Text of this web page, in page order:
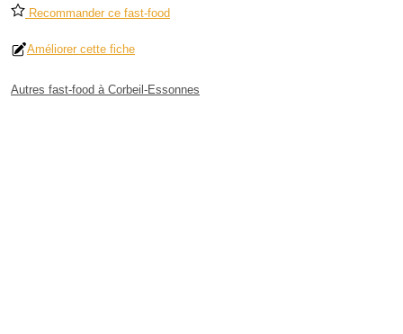
Recommander ce fast-food
Améliorer cette fiche
Autres fast-food à Corbeil-Essonnes